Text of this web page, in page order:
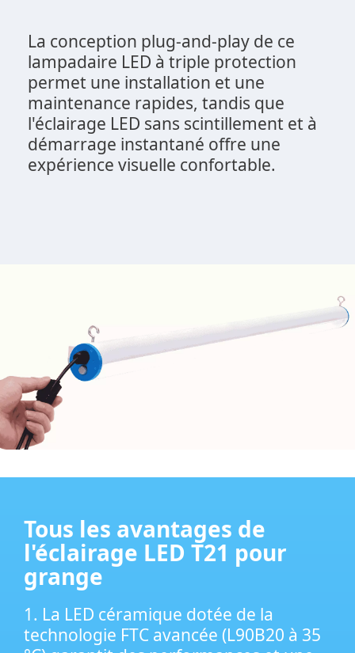
La conception plug-and-play de ce
lampadaire LED à triple protection
permet une installation et une
maintenance rapides, tandis que
l'éclairage LED sans scintillement et à
démarrage instantané offre une
expérience visuelle confortable.
Tous les avantages de
l'éclairage LED T21 pour
grange
1. La LED céramique dotée de la
technologie FTC avancée (L90B20 à 35